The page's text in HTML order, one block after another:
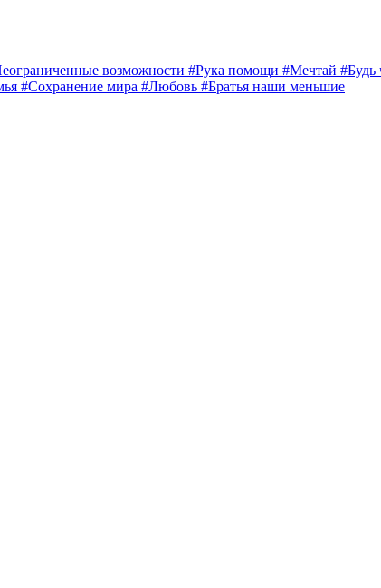
возможности #Рука помощи #Мечтай #Будь
#Сохранение мира #Любовь #Братья наши меньшие